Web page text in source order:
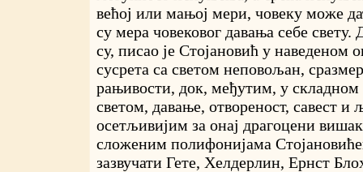
већој или мањој мери, човеку може
су мера човековог давања себе свету.
су, писао је Стојановић у наведеном
сусрета са светом неповољан,
рањивости, док, међутим, у
светом, давање, отвореност, савест и
осетљивијим за онај драгоцени
сложеним полифонијама
зазвучати Гете, Хелдерлин, Ернст